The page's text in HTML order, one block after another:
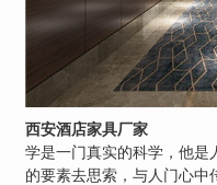
西安酒店家具厂家
学是一门真实的科学，他是
的要素去思索，与人门心中